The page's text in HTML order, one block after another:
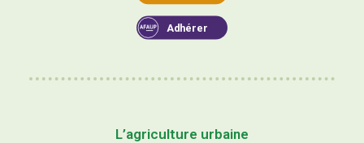
Adhérer
L’agriculture urbaine